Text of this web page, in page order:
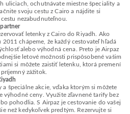
uliciach, ochutnávate miestne špeciality a
svoju cestu z Cairo a nájdite si
nezabudnuteľnou.
letenky z Cairo do Riyadh. Ako
chápeme, že každý cestovateľ hľadá
alebo výhodná cena. Preto je Airpaz
letové možnosti prispôsobené vašim
si môžete zaistiť letenku, ktorá premení
zážitok.
špeciálne akcie, vďaka ktorým si môžete
výhodné ceny. Využite zľavnené tarify bez
pohodlia. S Airpaz je cestovanie do vašej
než kedykoľvek predtým. Rezervujte si